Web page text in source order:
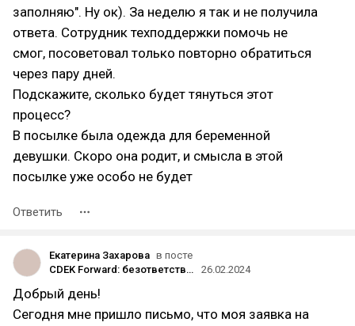
заполняю". Ну ок). За неделю я так и не получила
ответа. Сотрудник техподдержки помочь не
смог, посоветовал только повторно обратиться
через пару дней.
Подскажите, сколько будет тянуться этот
процесс?
В посылке была одежда для беременной
девушки. Скоро она родит, и смысла в этой
посылке уже особо не будет
Ответить
Екатерина Захарова в посте
CDEK Forward: безответственность и высасывание денег с клиентов
26.02.2024
Добрый день!
Сегодня мне пришло письмо, что моя заявка на